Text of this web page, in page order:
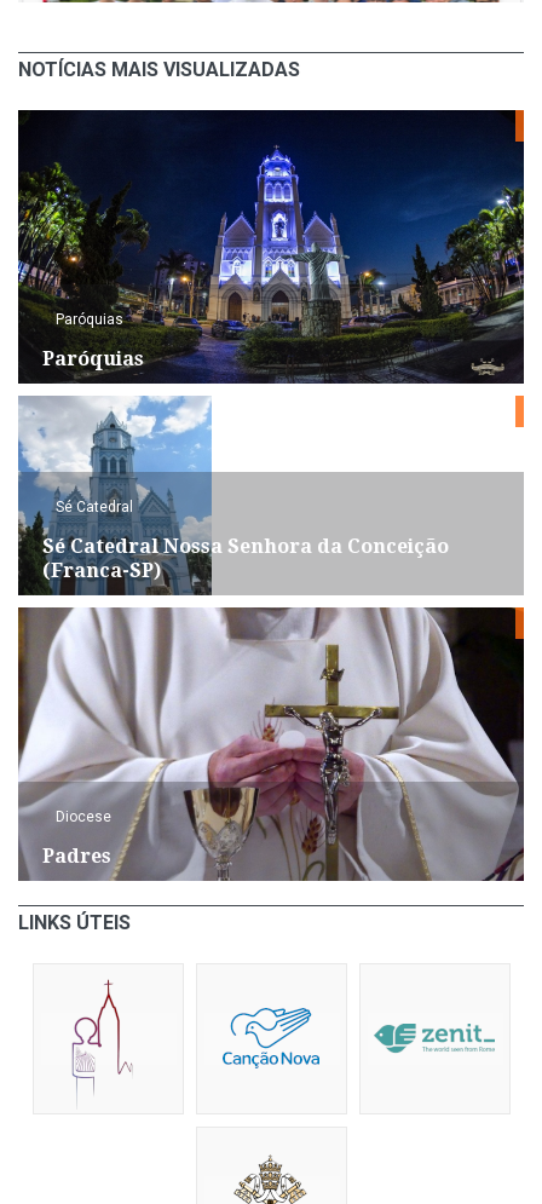
NOTÍCIAS MAIS VISUALIZADAS
Paróquias
Paróquias
Sé Catedral
Sé Catedral Nossa Senhora da Conceição
(Franca-SP)
Diocese
Padres
LINKS ÚTEIS